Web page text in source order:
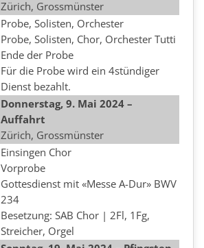
Zürich, Grossmünster
Probe, Solisten, Orchester
Probe, Solisten, Chor, Orchester Tutti
Ende der Probe
Für die Probe wird ein 4stündiger
Dienst bezahlt.
Donnerstag, 9. Mai 2024 –
Auffahrt
Zürich, Grossmünster
Einsingen Chor
Vorprobe
Gottesdienst mit «Messe A-Dur» BWV
234
Besetzung: SAB Chor | 2Fl, 1Fg,
Streicher, Orgel